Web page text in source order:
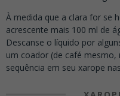
À medida que a clara for se
acrescente mais 100 ml de
Descanse o líquido por
um coador (de café mesmo,
sequência em seu xarope